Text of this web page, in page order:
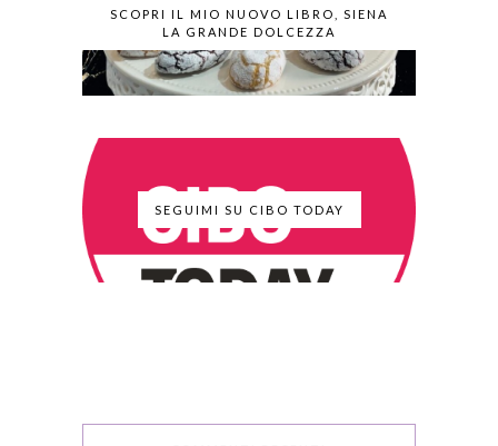
SCOPRI IL MIO NUOVO LIBRO, SIENA
LA GRANDE DOLCEZZA
SEGUIMI SU CIBO TODAY